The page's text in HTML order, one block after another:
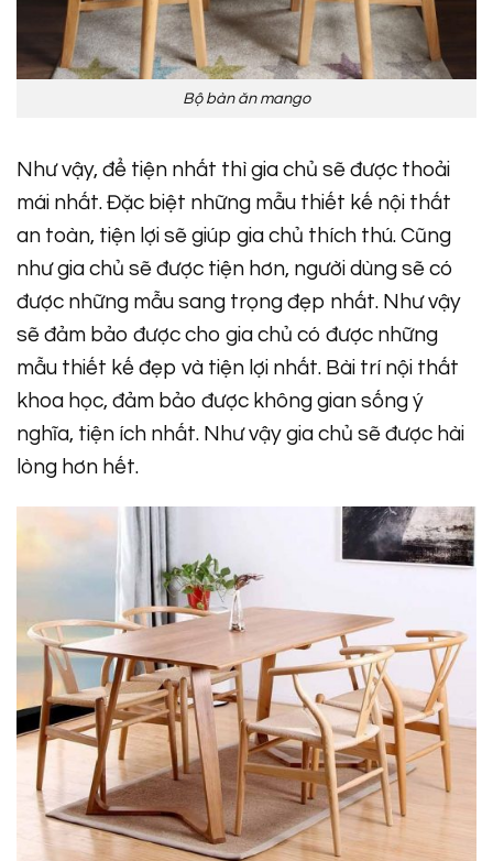
Bộ bàn ăn mango
Như vậy, để tiện nhất thì gia chủ sẽ được thoải
mái nhất. Đặc biệt những mẫu thiết kế nội thất
an toàn, tiện lợi sẽ giúp gia chủ thích thú. Cũng
như gia chủ sẽ được tiện hơn, người dùng sẽ có
được những mẫu sang trọng đẹp nhất. Như vậy
sẽ đảm bảo được cho gia chủ có được những
mẫu thiết kế đẹp và tiện lợi nhất. Bài trí nội thất
khoa học, đảm bảo được không gian sống ý
nghĩa, tiện ích nhất. Như vậy gia chủ sẽ được hài
lòng hơn hết.